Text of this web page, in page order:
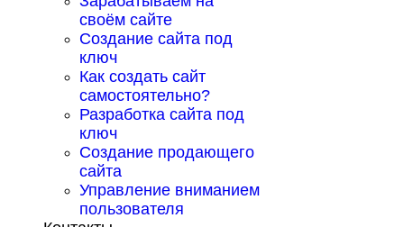
своём сайте
Создание сайта под
ключ
Как создать сайт
самостоятельно?
Разработка сайта под
ключ
Создание продающего
сайта
Управление вниманием
пользователя